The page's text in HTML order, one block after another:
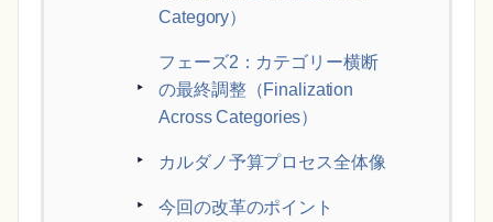
Category）
フェーズ2：カテゴリー横断
の最終調整（Finalization
Across Categories）
カルダノ予算プロセス全体像
今回の改革のポイント